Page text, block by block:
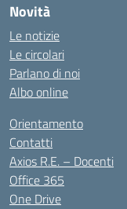
Novità
Le notizie
Le circolari
Parlano di noi
Albo online
Orientamento
Contatti
Axios R.E. – Docenti
Office 365
One Drive